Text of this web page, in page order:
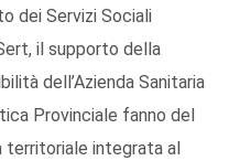
dei Servizi Sociali
il supporto della
dell’Azienda Sanitaria
Provinciale fanno del
territoriale integrata al